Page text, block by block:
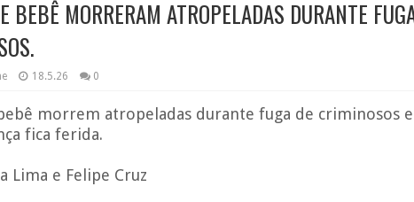
BEBÊ MORRERAM ATROPELADAS DURANTE
18.5.26 0
morrem atropeladas durante fuga de criminosos
fica ferida.
Lima e Felipe Cruz